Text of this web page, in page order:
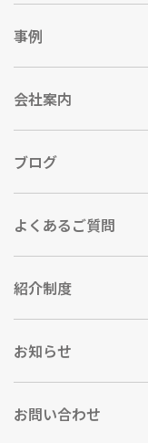
事例
会社案内
ブログ
よくあるご質問
紹介制度
お知らせ
お問い合わせ